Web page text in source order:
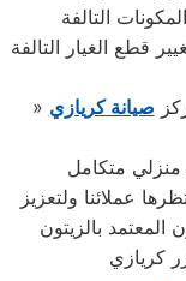
التالفة
قطع الغيار التالفة
صيانة كريازي
منزلي متكامل
عملائنا ولتعزيز
كريازي